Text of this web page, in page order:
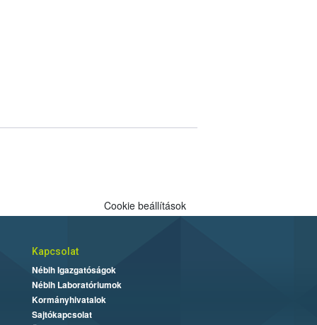
Cookie beállítások
Kapcsolat
Nébih Igazgatóságok
Nébih Laboratóriumok
Kormányhivatalok
Sajtókapcsolat